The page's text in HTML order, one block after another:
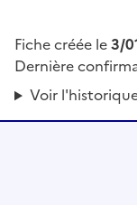
Fiche créée le3/
Dernière
Voir